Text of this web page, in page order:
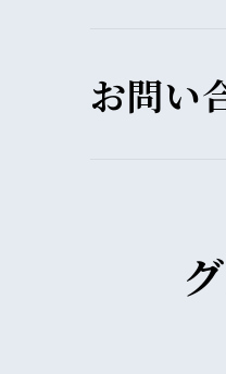
お問い